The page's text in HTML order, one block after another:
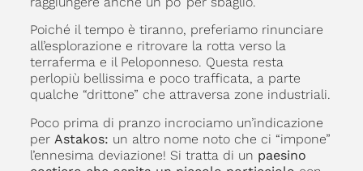
Poiché il tempo è tiranno, preferiamo rinunciare
all’esplorazione e ritrovare la rotta verso la
terraferma e il Peloponneso. Questa resta
perlopiù bellissima e poco trafficata, a parte
qualche “drittone” che attraversa zone industriali.
Poco prima di pranzo incrociamo un’indicazione
per Astakos: un altro nome noto che ci “impone”
l’ennesima deviazione! Si tratta di un paesino